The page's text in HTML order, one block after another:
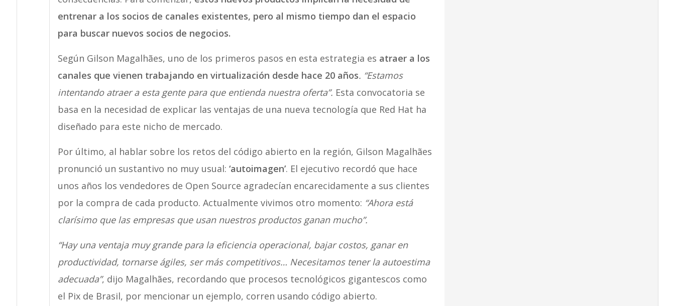
entrenar a los socios de canales existentes, pero al mismo tiempo dan el espacio
para buscar nuevos socios de negocios.
Según Gilson Magalhães, uno de los primeros pasos en esta estrategia es atraer a los
canales que vienen trabajando en virtualización desde hace 20 años. “Estamos
intentando atraer a esta gente para que entienda nuestra oferta”. Esta convocatoria se
basa en la necesidad de explicar las ventajas de una nueva tecnología que Red Hat ha
diseñado para este nicho de mercado.
Por último, al hablar sobre los retos del código abierto en la región, Gilson Magalhães
pronunció un sustantivo no muy usual: ‘autoimagen’. El ejecutivo recordó que hace
unos años los vendedores de Open Source agradecían encarecidamente a sus clientes
por la compra de cada producto. Actualmente vivimos otro momento: “Ahora está
clarísimo que las empresas que usan nuestros productos ganan mucho”.
“Hay una ventaja muy grande para la eficiencia operacional, bajar costos, ganar en
productividad, tornarse ágiles, ser más competitivos… Necesitamos tener la autoestima
adecuada”, dijo Magalhães, recordando que procesos tecnológicos gigantescos como
el Pix de Brasil, por mencionar un ejemplo, corren usando código abierto.